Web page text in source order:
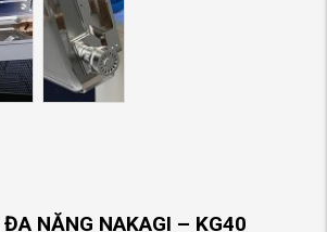
ĐA NĂNG NAKAGI – KG40